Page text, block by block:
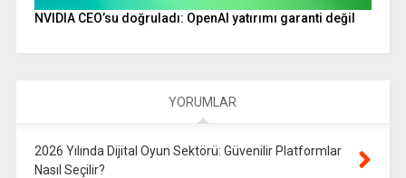
NVIDIA CEO’su doğruladı: OpenAI yatırımı garanti değil
YORUMLAR
2026 Yılında Dijital Oyun Sektörü: Güvenilir Platformlar
Nasıl Seçilir?